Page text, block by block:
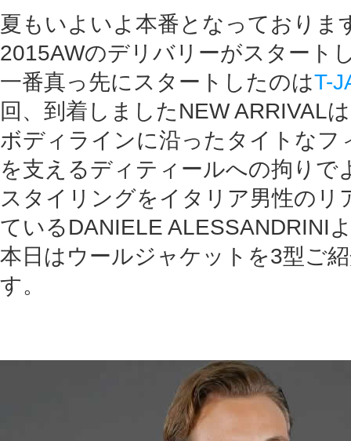
夏もいよいよ本番となっておりま
2015AWのデリバリーがスタート
一番真っ先にスタートしたのはT-
回、到着しましたNEW ARRIVALは
ボディラインに沿ったタイトなフ
を支えるディティールへの拘りで
スタイリングをイタリア男性のリ
ているDANIELE ALESSANDRINI
本日はウールジャケットを3型ご
す。